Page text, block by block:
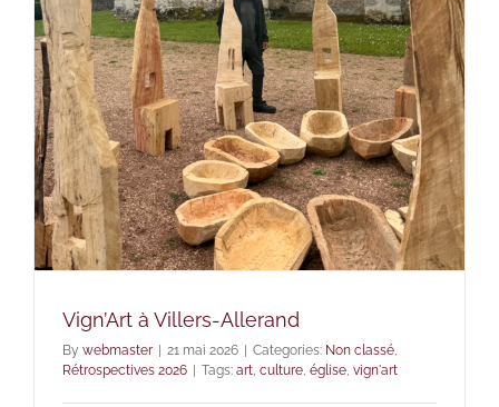
Vign’Art à Villers-Allerand
By webmaster | 21 mai 2026 | Categories: Non classé
Rétrospectives 2026 | Tags: art culture église vign'art